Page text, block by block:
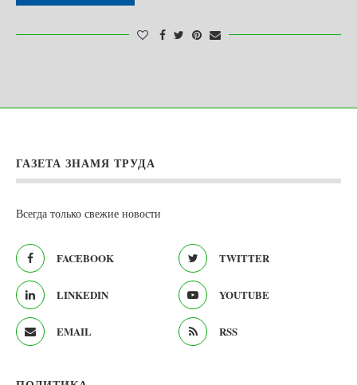
ГАЗЕТА ЗНАМЯ ТРУДА
Всегда только свежие новости
FACEBOOK TWITTER
LINKEDIN YOUTUBE
EMAIL RSS